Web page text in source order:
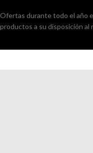
Ofertas durante todo el año
productos a su disposición al